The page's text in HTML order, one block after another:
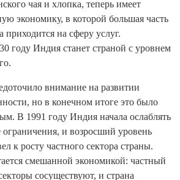
чая и хлопка, теперь имеет
экономику, в которой большая часть
приходится на сферу услуг.
году Индия станет страной с уровнем
внимание на развитии
но в конечном итоге это было
В 1991 году Индия начала ослаблять
ограничения, и возросший уровень
к росту частного сектора страны.
смешанной экономикой: частный
сосуществуют, и страна